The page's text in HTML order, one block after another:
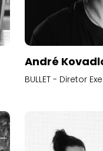
André
BULLET - Diretor